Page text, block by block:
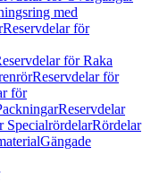
med
Reservdelar för
för Raka
Reservdelar för
för
Reservdelar
SpecialrördelarRördelar
Gängade